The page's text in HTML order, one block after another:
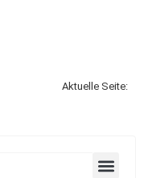
Aktuelle Seite: